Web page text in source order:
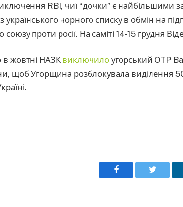
RBI, чиї “дочки” є найбільшими
з українського чорного списку в обмін на
проти росії. На саміті 14-15 грудня
в жовтні НАЗК виключило угорський OTP
щоб Угорщина розблокувала виділення
Facebook Twitter